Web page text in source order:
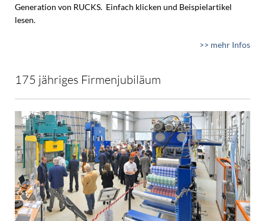
Generation von RUCKS. Einfach klicken und Beispielartikel
lesen.
>> mehr Infos
175 jähriges Firmenjubiläum